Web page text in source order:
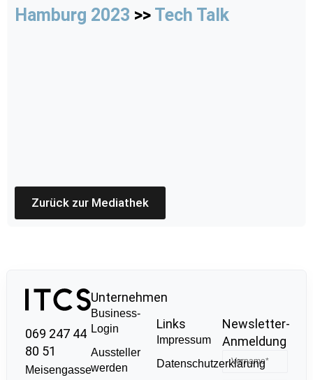
Hamburg 2023 >> Tech Talk
Zurück zur Mediathek
069 247 44
80 51
Meisengasse
Unternehmen
Business-
Login
Aussteller
werden
Links
Impressum
Datenschutzerklärung
Newsletter-
Anmeldung